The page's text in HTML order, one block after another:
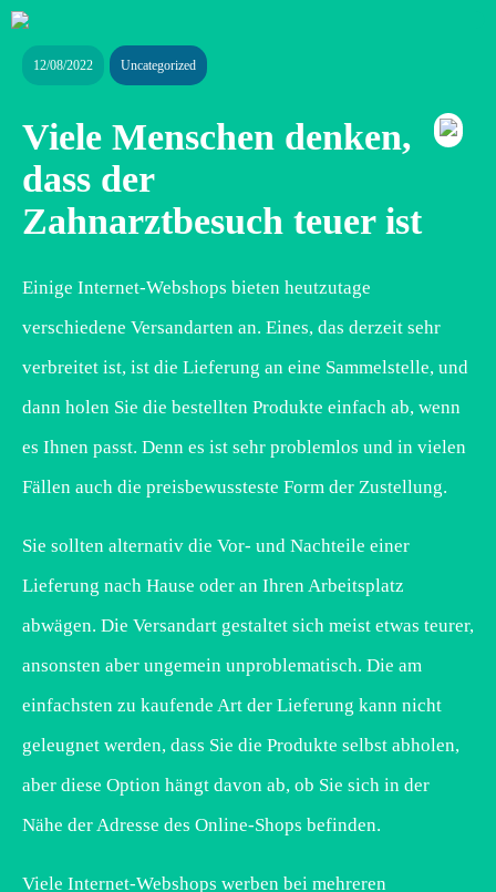
12/08/2022 Uncategorized
Viele Menschen denken,
dass der
Zahnarztbesuch teuer ist
Einige Internet-Webshops bieten heutzutage
verschiedene Versandarten an. Eines, das derzeit sehr
verbreitet ist, ist die Lieferung an eine Sammelstelle, und
dann holen Sie die bestellten Produkte einfach ab, wenn
es Ihnen passt. Denn es ist sehr problemlos und in vielen
Fällen auch die preisbewussteste Form der Zustellung.
Sie sollten alternativ die Vor- und Nachteile einer
Lieferung nach Hause oder an Ihren Arbeitsplatz
abwägen. Die Versandart gestaltet sich meist etwas teurer,
ansonsten aber ungemein unproblematisch. Die am
einfachsten zu kaufende Art der Lieferung kann nicht
geleugnet werden, dass Sie die Produkte selbst abholen,
aber diese Option hängt davon ab, ob Sie sich in der
Nähe der Adresse des Online-Shops befinden.
Viele Internet-Webshops werben bei mehreren